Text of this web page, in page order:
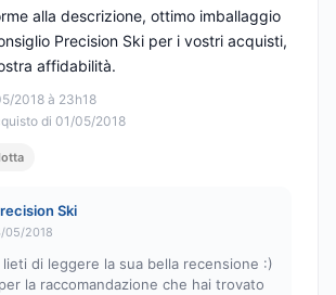
2018 à 23h18
di 01/05/2018
alla descrizione, ottimo imballaggio
Precision Ski per i vostri acquisti,
affidabilità.
Ski
05/2018
lieti di leggere la sua bella recensione :)
la raccomandazione che hai trovato